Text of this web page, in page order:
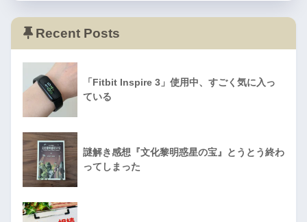
Recent Posts
「Fitbit Inspire 3」使用中、すごく気に入っ
ている
謎解き感想『文化黎明惑星の宝』とうとう終わ
ってしまった